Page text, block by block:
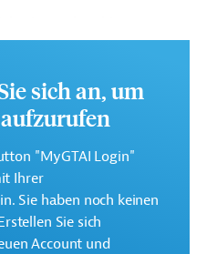
Entwicklungsprojekt
der Enabel
: Schwerpunkte,
Hinweise zur
sich an, um
"MyGTAI Login"
Ihrer
Sie haben noch keinen
Sie sich
Account und